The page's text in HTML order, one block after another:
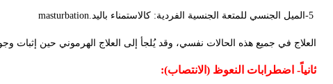
-5 الميل الجنسي للمتعة الجنسية الفردية: كالاستمناء باليدmasturbation.
العلاج في جميع هذه الحالات نفسي، وقد يُلجأ إلى العلاج الهرموني حين إثبات
ثانياً- اضطرابات النعوظ (الانتصاب)
: